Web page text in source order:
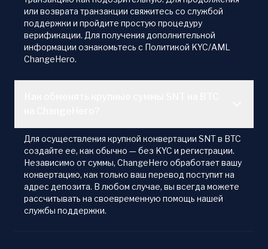
или возврата транзакции свяжитесь со службой
поддержки и пройдите простую процедуру
верификации. Для получения дополнительной
информации ознакомьтесь с Политикой KYC/AML
ChangeHero.
Для осуществления крупной конвертации SNT в BTC
создайте ее, как обычно — без KYC и регистрации.
Независимо от суммы, ChangeHero обработает вашу
конвертацию, как только ваш перевод поступит на
адрес депозита. В любом случае, вы всегда можете
рассчитывать на своевременную помощь нашей
службы поддержки.